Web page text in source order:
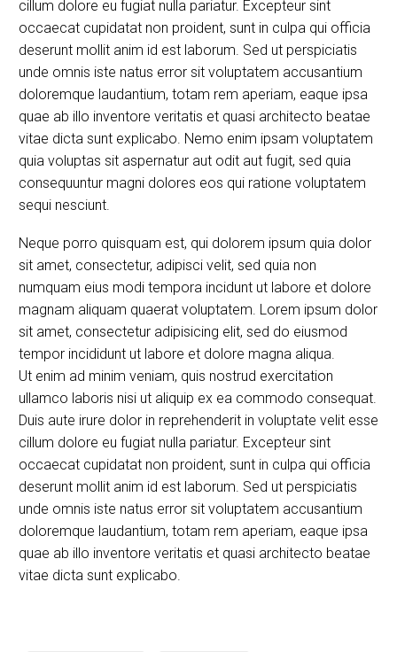
cillum dolore eu fugiat nulla pariatur. Excepteur sint
occaecat cupidatat non proident, sunt in culpa qui officia
deserunt mollit anim id est laborum. Sed ut perspiciatis
unde omnis iste natus error sit voluptatem accusantium
doloremque laudantium, totam rem aperiam, eaque ipsa
quae ab illo inventore veritatis et quasi architecto beatae
vitae dicta sunt explicabo. Nemo enim ipsam voluptatem
quia voluptas sit aspernatur aut odit aut fugit, sed quia
consequuntur magni dolores eos qui ratione voluptatem
sequi nesciunt.
Neque porro quisquam est, qui dolorem ipsum quia dolor
sit amet, consectetur, adipisci velit, sed quia non
numquam eius modi tempora incidunt ut labore et dolore
magnam aliquam quaerat voluptatem. Lorem ipsum dolor
sit amet, consectetur adipisicing elit, sed do eiusmod
tempor incididunt ut labore et dolore magna aliqua.
Ut enim ad minim veniam, quis nostrud exercitation
ullamco laboris nisi ut aliquip ex ea commodo consequat.
Duis aute irure dolor in reprehenderit in voluptate velit esse
cillum dolore eu fugiat nulla pariatur. Excepteur sint
occaecat cupidatat non proident, sunt in culpa qui officia
deserunt mollit anim id est laborum. Sed ut perspiciatis
unde omnis iste natus error sit voluptatem accusantium
doloremque laudantium, totam rem aperiam, eaque ipsa
quae ab illo inventore veritatis et quasi architecto beatae
vitae dicta sunt explicabo.